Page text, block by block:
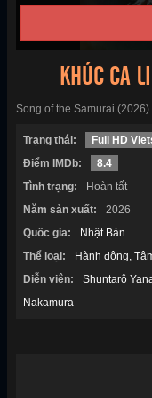
KHÚC CA
Song of the Samurai (2026)
Trạng thái:
Full HD
Điểm IMDb:
8.4
Tình trạng:
Hoàn tất
Năm sản xuất:
2026
Quốc gia:
Nhật Bản
Thể loại:
Hành động
Diễn viên:
Shuntarô
Nakamura